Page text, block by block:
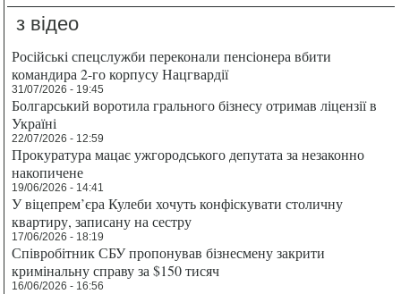
з відео
Російські спецслужби переконали пенсіонера вбити
командира 2-го корпусу Нацгвардії
31/07/2026 - 19:45
Болгарський воротила грального бізнесу отримав ліцензії в
Україні
22/07/2026 - 12:59
Прокуратура мацає ужгородського депутата за незаконно
накопичене
19/06/2026 - 14:41
У віцепрем’єра Кулеби хочуть конфіскувати столичну
квартиру, записану на сестру
17/06/2026 - 18:19
Співробітник СБУ пропонував бізнесмену закрити
кримінальну справу за $150 тисяч
16/06/2026 - 16:56